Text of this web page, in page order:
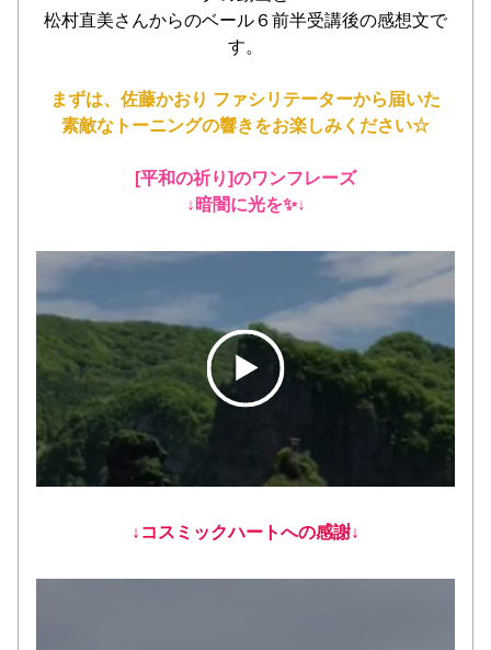
松村直美さんからのベール６前半受講後の感想文で
す。
まずは、佐藤かおり ファシリテーターから届いた
素敵なトーニングの響きをお楽しみください☆
[平和の祈り]のワンフレーズ
↓暗闇に光を✨↓
↓コスミックハートへの感謝↓